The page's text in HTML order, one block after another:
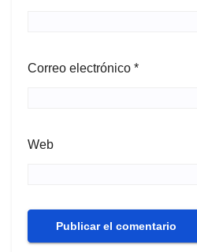
Correo electrónico *
Web